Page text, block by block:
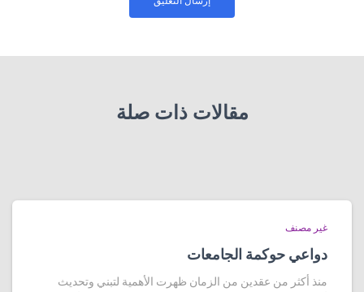
مقالات ذات صلة
غير مصنف
دواعي حوكمة الجامعات
منذ أكثر من عقدين من الزمان ظهرت الأهمية لتبني وتحديث